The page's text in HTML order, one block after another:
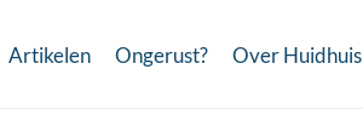
Artikelen Ongerust? Over Huidhuis